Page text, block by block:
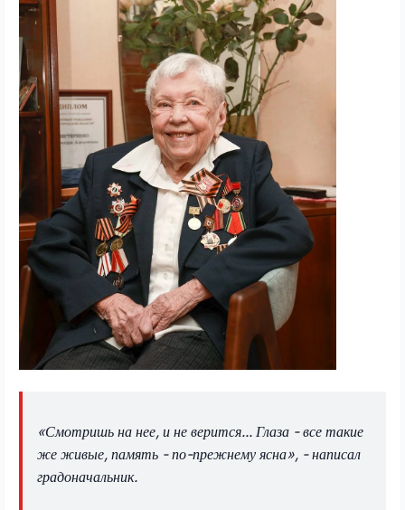
«Смотришь на нее, и не верится... Глаза - все такие
же живые, память - по-прежнему ясна», - написал
градоначальник.